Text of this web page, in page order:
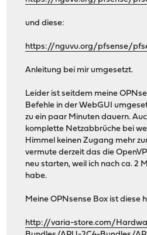
und diese:
https://nguvu.org/pfsense/
Anleitung bei mir umgesetzt.
Leider ist seitdem meine
Befehle in der WebGUI
zu ein paar Minuten dauern.
komplette Netzabbrüche bei
Himmel keinen Zugang mehr
vermute derzeit das die
neu starten, weil ich nach ca. 2
habe.
Meine OPNsense Box ist diese
http://varia-store.com/